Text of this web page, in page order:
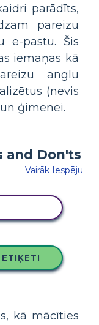
parādīts,
pareizu
e-pastu. Šis
iemaņas kā
angļu
(nevis
ģimenei.
Vairāk Iespēju
kā mācīties